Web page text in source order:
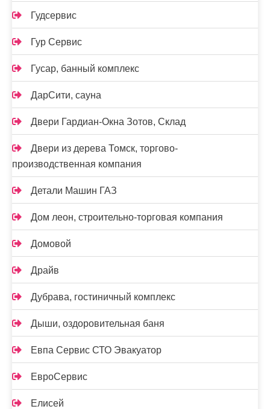
Гудсервис
Гур Сервис
Гусар, банный комплекс
ДарСити, сауна
Двери Гардиан-Окна Зотов, Склад
Двери из дерева Томск, торгово-
производственная компания
Детали Машин ГАЗ
Дом леон, строительно-торговая компания
Домовой
Драйв
Дубрава, гостиничный комплекс
Дыши, оздоровительная баня
Евпа Сервис СТО Эвакуатор
ЕвроСервис
Елисей